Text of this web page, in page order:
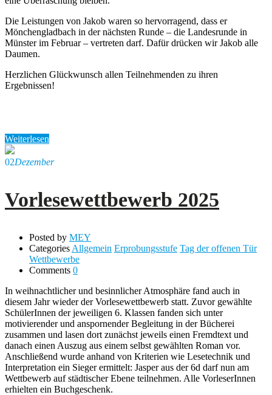
Die Leistungen von Jakob waren so hervorragend, dass er
Mönchengladbach in der nächsten Runde – die Landesrunde in
Münster im Februar – vertreten darf. Dafür drücken wir Jakob alle
Daumen.
Herzlichen Glückwunsch allen Teilnehmenden zu ihren
Ergebnissen!
Weiterlesen
02Dezember
Vorlesewettbewerb 2025
Posted by MEY
Categories Allgemein Erprobungsstufe Tag der offenen Tür
Wettbewerbe
Comments 0
In weihnachtlicher und besinnlicher Atmosphäre fand auch in
diesem Jahr wieder der Vorlesewettbewerb statt. Zuvor gewählte
SchülerInnen der jeweiligen 6. Klassen fanden sich unter
motivierender und anspornender Begleitung in der Bücherei
zusammen und lasen dort zunächst jeweils einen Fremdtext und
danach einen Auszug aus einem selbst gewählten Roman vor.
Anschließend wurde anhand von Kriterien wie Lesetechnik und
Interpretation ein Sieger ermittelt: Jasper aus der 6d darf nun am
Wettbewerb auf städtischer Ebene teilnehmen. Alle VorleserInnen
erhielten ein Buchgeschenk.